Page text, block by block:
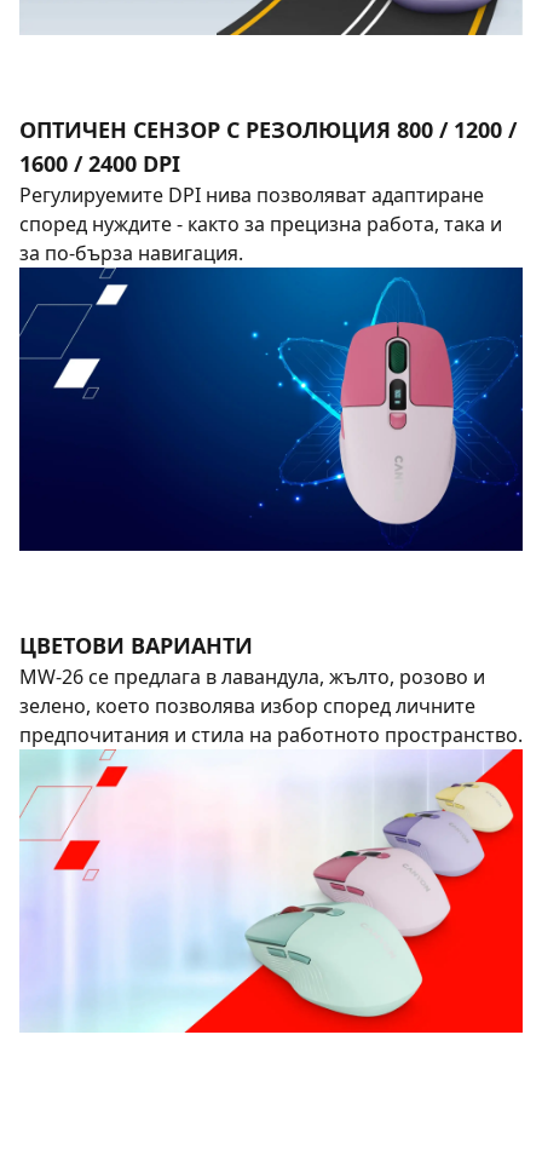
ОПТИЧЕН СЕНЗОР С РЕЗОЛЮЦИЯ 800 / 1200 /
1600 / 2400 DPI
Регулируемите DPI нива позволяват адаптиране
според нуждите - както за прецизна работа, така и
за по-бърза навигация.
ЦВЕТОВИ ВАРИАНТИ
MW-26 се предлага в лавандула, жълто, розово и
зелено, което позволява избор според личните
предпочитания и стила на работното пространство.